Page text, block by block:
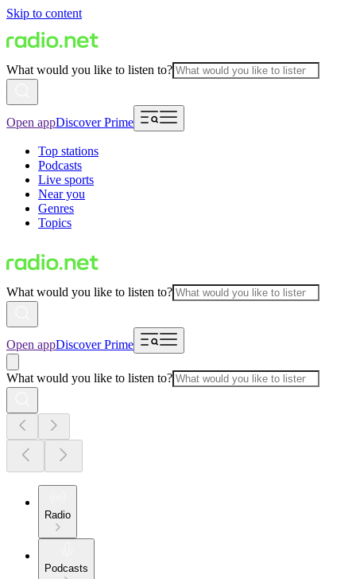
Skip to content
What would you like to listen to?
Open appDiscover Prime
Top stations
Podcasts
Live sports
Near you
Genres
Topics
What would you like to listen to?
Open appDiscover Prime
What would you like to listen to?
Radio
Podcasts